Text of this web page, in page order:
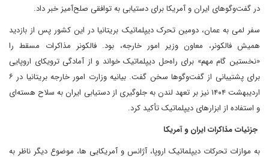
در گفت‌وگوهای ایران و آمریکا برای دستیابی به توافقی صلح‌آمیز خبر داد.
سفر لمی به عمان، دومین تحرک دیپلماتیک بریتانیا در این کشور پس از بازدید
همیش فالکونر، معاون وزیر امور خارجه، بود. فالکونر مذاکرات مسقط را
«نخستین گام مهم» برای راه‌حل دیپلماتیک خواند و از آمادگی ترویکای اروپایی
برای پشتیبانی از گفت‌وگوها سخن گفت. بیانیه وزارت امور خارجه بریتانیا در ۶
اردیبهشت ۱۴۰۴ نیز بر تعهد لندن به جلوگیری از دستیابی ایران به سلاح هسته‌ای
و استفاده از ابزارهای دیپلماتیک تأکید کرد.
جزئیات مذاکرات ایران و آمریکا
به موازات تحرکات دیپلماتیک اروپا، آژانس و آمریکایی ها، موضوع دیگر ناظر به